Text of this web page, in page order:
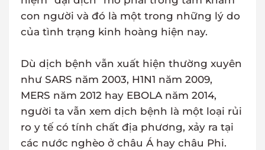
con người và đó là một trong những lý do
của tình trạng kinh hoàng hiện nay.
Dù dịch bệnh vẫn xuất hiện thường xuyên
như SARS năm 2003, H1N1 năm 2009,
MERS năm 2012 hay EBOLA năm 2014,
người ta vẫn xem dịch bệnh là một loại rủi
ro y tế có tính chất địa phương, xảy ra tại
các nước nghèo ở châu Á hay châu Phi.